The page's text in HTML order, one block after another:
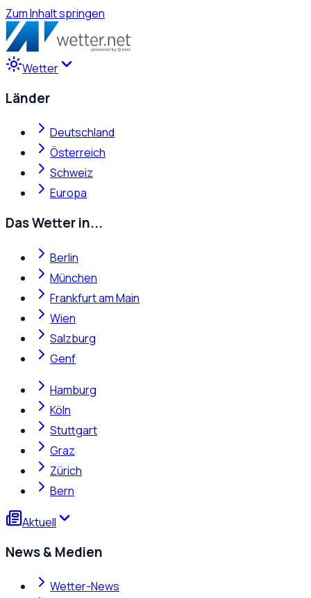
Zum Inhalt springen
Wetter
Länder
Deutschland
Österreich
Schweiz
Europa
Das Wetter in...
Berlin
München
Frankfurt am Main
Wien
Salzburg
Genf
Hamburg
Köln
Stuttgart
Graz
Zürich
Bern
Aktuell
News & Medien
Wetter-News